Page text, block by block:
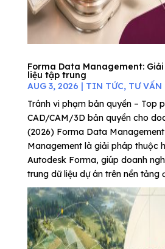
Forma Data Management:
liệu tập trung
AUG 3, 2026 | TIN TỨC, TƯ VẤN
Tránh vi phạm bản quyền – Top
CAD/CAM/3D bản quyền cho
(2026) Forma Data
Management là giải pháp thuộc
Autodesk Forma, giúp doanh
trung dữ liệu dự án trên nền tảng